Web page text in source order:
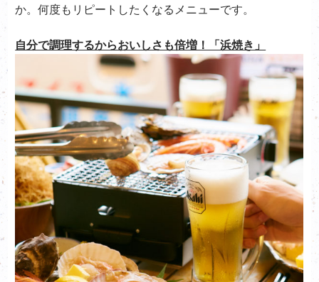
か。何度もリピートしたくなるメニューです。
自分で調理するからおいしさも倍増！「浜焼き」